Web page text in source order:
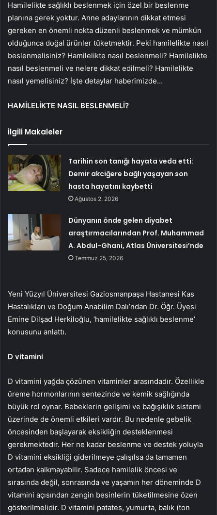
Hamilelikte sağlıklı beslenmek için özel bir beslenme
planına gerek yoktur. Anne adaylarının dikkat etmesi
gereken en önemli nokta düzenli beslenmek ve mümkün
olduğunca doğal ürünler tüketmektir. Peki hamilelikte nasıl
beslenmelisiniz? Hamilelikte nasıl beslenmeli? Hamilelikte
nasıl beslenmeli ve nelere dikkat edilmeli? Hamilelikte
nasıl yemelisiniz? İşte detaylar haberimizde…
HAMİLELİKTE NASIL BESLENMELİ?
İlgili Makaleler
Tarihin son tanığı hayata veda etti:
Demir akciğere bağlı yaşayan son
hasta hayatını kaybetti
Ağustos 2, 2026
Dünyanın önde gelen diyabet
araştırmacılarından Prof. Muhammad
A. Abdul-Ghani, Atlas Üniversitesi’nde
Temmuz 25, 2026
Yeni Yüzyıl Üniversitesi Gaziosmanpaşa Hastanesi Kas
Hastalıkları ve Doğum Anabilim Dalı’ndan Dr. Öğr. Üyesi
Emine Dilşad Herkiloğlu, ‘hamilelikte sağlıklı beslenme’
konusunu anlattı.
D vitamini
D vitamini yağda çözünen vitaminler arasındadır. Özellikle
üreme hormonlarının sentezinde ve kemik sağlığında
büyük rol oynar. Bebeklerin gelişimi ve bağışıklık sistemi
üzerinde de önemli etkileri vardır. Bu nedenle gebelik
öncesinden başlayarak eksikliğin desteklenmesi
gerekmektedir. Her ne kadar beslenme ve destek yoluyla
D vitamini eksikliği giderilmeye çalışılsa da tamamen
ortadan kalkmayabilir. Sadece hamilelik öncesi ve
sırasında değil, sonrasında ve yaşamın her döneminde D
vitamini açısından zengin besinlerin tüketilmesine özen
gösterilmelidir. D vitamini patates, yumurta, balık (ton